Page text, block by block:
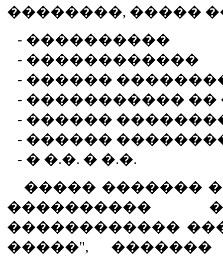
��������, �����
- ����������
- ������������
- ������
- �����������
- ������
- ������
- � �.�. � �.�.
����� �������
����������
������������
�����",